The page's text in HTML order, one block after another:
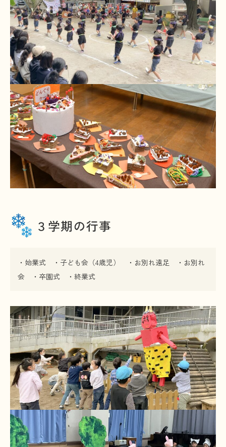
・始業式 ・子ども会（4歳児） ・お別れ遠足 ・お別れ
会 ・卒園式 ・終業式